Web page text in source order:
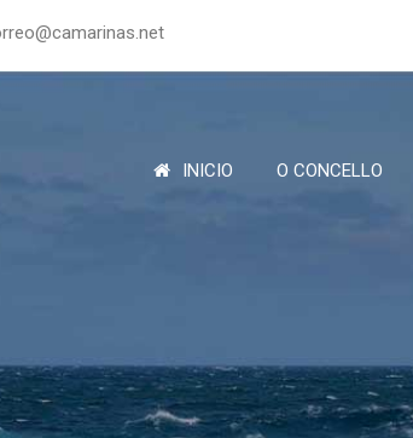
INICIO O CONCELLO